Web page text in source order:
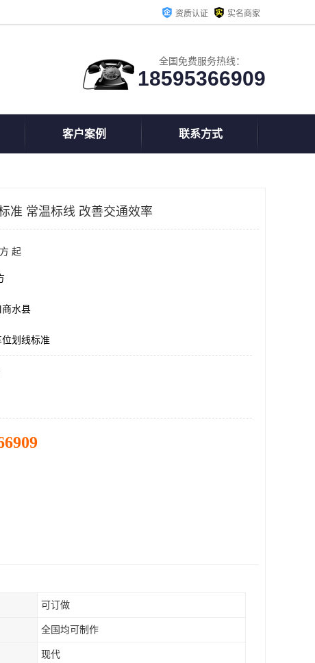
资质认证 实名商家
全国免费服务热线：
18595366909
客户案例 联系方式
准 常温标线 改善交通效率
起
商水县
划线标准
可订做
全国均可制作
现代